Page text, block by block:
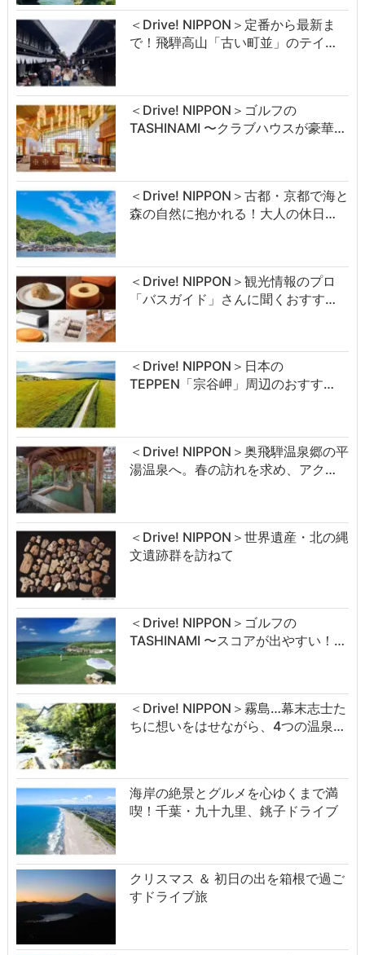
＜Drive! NIPPON＞定番から最新ま
で！飛騨高山「古い町並」のテイ…
＜Drive! NIPPON＞ゴルフの
TASHINAMI 〜クラブハウスが豪華…
＜Drive! NIPPON＞古都・京都で海と
森の自然に抱かれる！大人の休日…
＜Drive! NIPPON＞観光情報のプロ
「バスガイド」さんに聞くおすす…
＜Drive! NIPPON＞日本の
TEPPEN「宗谷岬」周辺のおすす…
＜Drive! NIPPON＞奥飛騨温泉郷の平
湯温泉へ。春の訪れを求め、アク…
＜Drive! NIPPON＞世界遺産・北の縄
文遺跡群を訪ねて
＜Drive! NIPPON＞ゴルフの
TASHINAMI 〜スコアが出やすい！…
＜Drive! NIPPON＞霧島…幕末志士た
ちに想いをはせながら、4つの温泉…
海岸の絶景とグルメを心ゆくまで満
喫！千葉・九十九里、銚子ドライブ
クリスマス ＆ 初日の出を箱根で過ご
すドライブ旅